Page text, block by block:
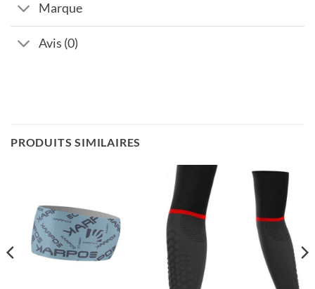
Marque
Avis (0)
PRODUITS SIMILAIRES